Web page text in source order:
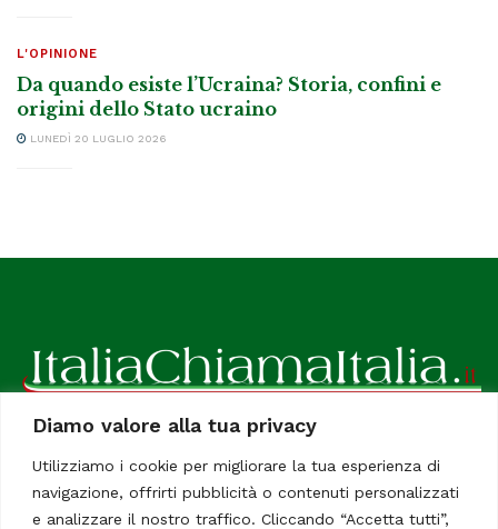
Diamo valore alla tua privacy
Utilizziamo i cookie per migliorare la tua esperienza di
navigazione, offrirti pubblicità o contenuti personalizzati
e analizzare il nostro traffico. Cliccando “Accetta tutti”,
L'OPINIONE
Da quando esiste l’Ucraina? Storia, confini e
origini dello Stato ucraino
LUNEDÌ 20 LUGLIO 2026
ItaliaChiamaItalia, il TUO quotidiano online preferito.
Dedicato in particolare a tutti gli italiani residenti all'estero.
Tutti i diritti sono riservati. Quotidiano online indipendente